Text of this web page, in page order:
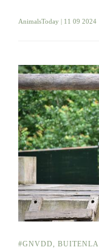
AnimalsToday | 11 09 2024
#GNVDD,